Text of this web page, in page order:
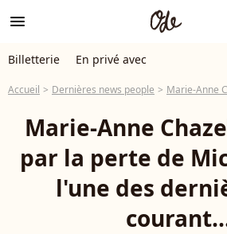
menu
Billetterie En privé avec
Accueil Dernières news people Marie-Anne
Marie-Anne
par la perte de
l'une des